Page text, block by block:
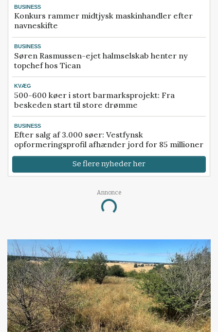
BUSINESS
Konkurs rammer midtjysk maskinhandler efter
navneskifte
BUSINESS
Søren Rasmussen-ejet halmselskab henter ny
topchef hos Tican
KVÆG
500-600 køer i stort barmarksprojekt: Fra
beskeden start til store drømme
BUSINESS
Efter salg af 3.000 søer: Vestfynsk
opformeringsprofil afhænder jord for 85 millioner
Se flere nyheder her
Annonce
Loading...